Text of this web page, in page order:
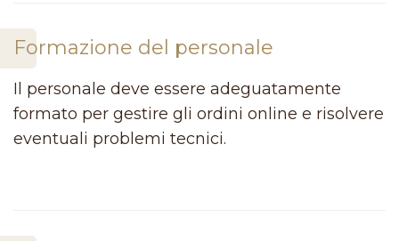
Formazione del personale
Il personale deve essere adeguatamente
formato per gestire gli ordini online e risolvere
eventuali problemi tecnici.